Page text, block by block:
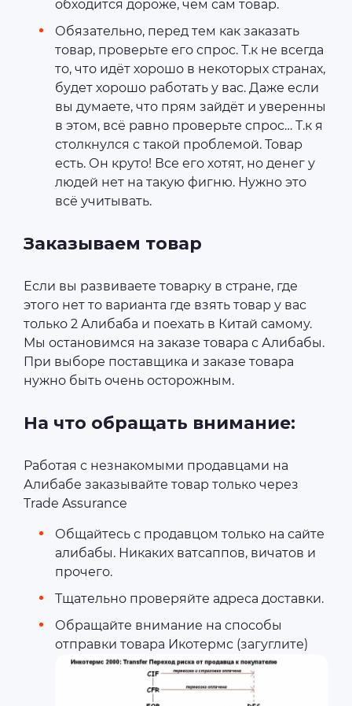
обходится дороже, чем сам товар.
Обязательно, перед тем как заказать
товар, проверьте его спрос. Т.к не всегда
то, что идёт хорошо в некоторых странах,
будет хорошо работать у вас. Даже если
вы думаете, что прям зайдёт и уверенны
в этом, всё равно проверьте спрос… Т.к я
столкнулся с такой проблемой. Товар
есть. Он круто! Все его хотят, но денег у
людей нет на такую фигню. Нужно это
всё учитывать.
Заказываем товар
Если вы развиваете товарку в стране, где
этого нет то варианта где взять товар у вас
только 2 Алибаба и поехать в Китай самому.
Мы остановимся на заказе товара с Алибабы.
При выборе поставщика и заказе товара
нужно быть очень осторожным.
На что обращать внимание:
Работая с незнакомыми продавцами на
Алибабе заказывайте товар только через
Trade Assurance
Общайтесь с продавцом только на сайте
алибабы. Никаких ватсаппов, вичатов и
прочего.
Тщательно проверяйте адреса доставки.
Обращайте внимание на способы
отправки товара Икотермс (загуглите)